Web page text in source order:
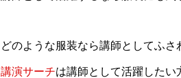
どのような服装なら講師としてふさ
講演サーチは講師として活躍したい